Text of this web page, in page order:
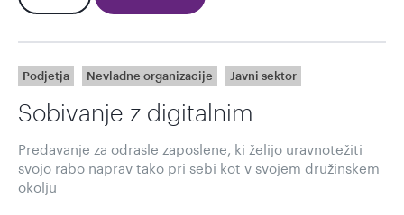
Podjetja Nevladne organizacije Javni sektor
Sobivanje z digitalnim
Predavanje za odrasle zaposlene, ki želijo uravnotežiti
svojo rabo naprav tako pri sebi kot v svojem družinskem
okolju